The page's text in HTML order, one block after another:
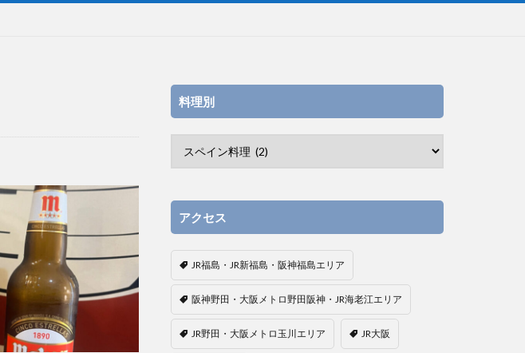
料理別
アクセス
JR福島・JR新福島・阪神福島エリア
阪神野田・大阪メトロ野田阪神・JR海老江エリア
JR野田・大阪メトロ玉川エリア JR大阪